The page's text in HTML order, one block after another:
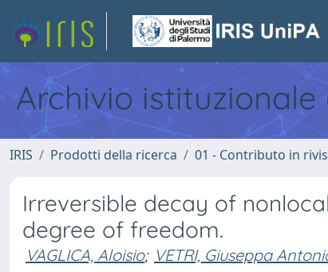
Archivio
IRIS Prodotti della ricerca 01 - Contributo in
Irreversible decay of
degree of freedom.
VAGLICA, Aloisio; VETRI, Giuseppa